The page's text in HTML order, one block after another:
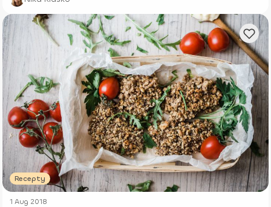
Recepty
1 Aug 2018